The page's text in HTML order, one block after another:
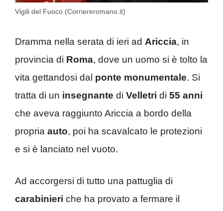
Vigili del Fuoco (Corriereromano.it)
Dramma nella serata di ieri ad Ariccia, in
provincia di Roma, dove un uomo si è tolto la
vita gettandosi dal ponte monumentale. Si
tratta di un insegnante di Velletri di 55 anni
che aveva raggiunto Ariccia a bordo della
propria auto, poi ha scavalcato le protezioni
e si è lanciato nel vuoto.
Ad accorgersi di tutto una pattuglia di
carabinieri che ha provato a fermare il